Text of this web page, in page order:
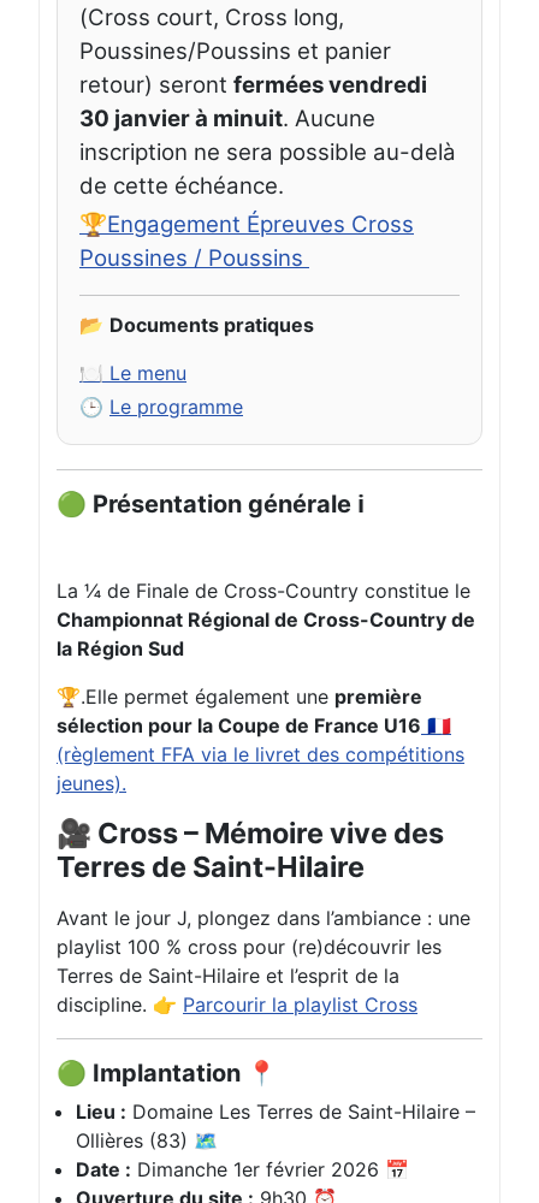
(Cross court, Cross long,
Poussines/Poussins et panier
retour) seront fermées vendredi
30 janvier à minuit. Aucune
inscription ne sera possible au-delà
de cette échéance.
🏆Engagement Épreuves Cross
Poussines / Poussins
📂 Documents pratiques
🍽️ Le menu
🕒 Le programme
🟢 Présentation générale ℹ️
La ¼ de Finale de Cross-Country constitue le
Championnat Régional de Cross-Country de
la Région Sud
🏆.Elle permet également une première
sélection pour la Coupe de France U16 🇫🇷
(règlement FFA via le livret des compétitions
jeunes).
🎥 Cross – Mémoire vive des
Terres de Saint-Hilaire
Avant le jour J, plongez dans l’ambiance : une
playlist 100 % cross pour (re)découvrir les
Terres de Saint-Hilaire et l’esprit de la
discipline. 👉 Parcourir la playlist Cross
🟢 Implantation 📍
Lieu : Domaine Les Terres de Saint-Hilaire –
Ollières (83) 🗺️
Date : Dimanche 1er février 2026 📅